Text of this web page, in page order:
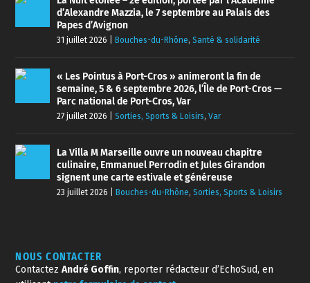
« Les Pointus à Port-Cros » animeront la fin de
semaine, 5 & 6 septembre 2026, l’Île de Port-Cros —
Parc national de Port-Cros, Var
La Villa M Marseille ouvre un nouveau chapitre
culinaire, Emmanuel Perrodin et Jules Girandon
signent une carte estivale et généreuse
NOUS CONTACTER
ARCHIVES MENSUELLES